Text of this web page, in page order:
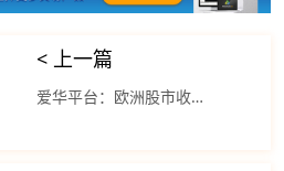
< 上一篇
爱华平台：欧洲股市收盘下跌 纳斯达克100指数上涨